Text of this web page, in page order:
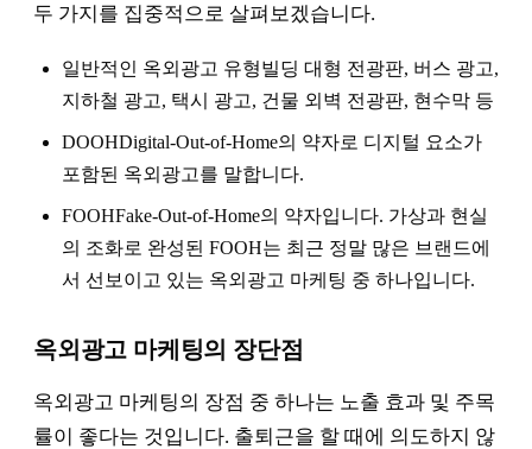
두 가지를 집중적으로 살펴보겠습니다.
일반적인 옥외광고 유형빌딩 대형 전광판, 버스 광고,
지하철 광고, 택시 광고, 건물 외벽 전광판, 현수막 등
DOOHDigital-Out-of-Home의 약자로 디지털 요소가
포함된 옥외광고를 말합니다.
FOOHFake-Out-of-Home의 약자입니다. 가상과 현실
의 조화로 완성된 FOOH는 최근 정말 많은 브랜드에
서 선보이고 있는 옥외광고 마케팅 중 하나입니다.
옥외광고 마케팅의 장단점
옥외광고 마케팅의 장점 중 하나는 노출 효과 및 주목
률이 좋다는 것입니다. 출퇴근을 할 때에 의도하지 않